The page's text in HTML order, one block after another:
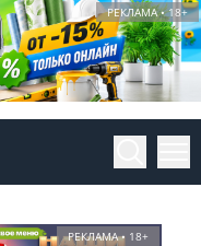
РЕКЛАМА • 18+
РЕКЛАМА • 18+